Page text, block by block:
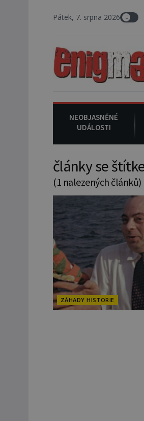
Pátek, 7. srpna 2026
NEOBJASNĚNÉ
UDÁLOSTI
články se
(1 nalezených článků)
ZÁHADY HISTORIE